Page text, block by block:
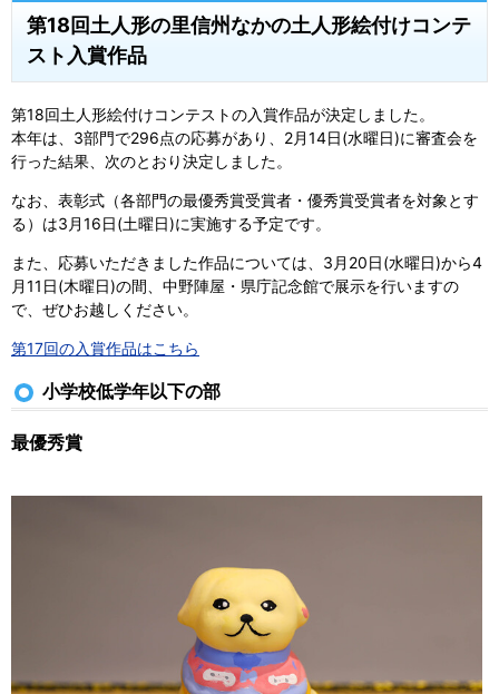
第18回土人形の里信州なかの土人形絵付けコンテ
スト入賞作品
第18回土人形絵付けコンテストの入賞作品が決定しました。
本年は、3部門で296点の応募があり、2月14日(水曜日)に審査会を
行った結果、次のとおり決定しました。
なお、表彰式（各部門の最優秀賞受賞者・優秀賞受賞者を対象とす
る）は3月16日(土曜日)に実施する予定です。
また、応募いただきました作品については、3月20日(水曜日)から4
月11日(木曜日)の間、中野陣屋・県庁記念館で展示を行いますの
で、ぜひお越しください。
第17回の入賞作品はこちら
小学校低学年以下の部
最優秀賞